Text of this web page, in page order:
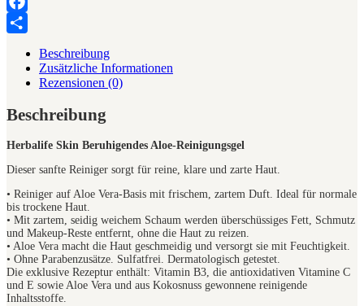
Facebook
Beschreibung
Zusätzliche Informationen
Rezensionen (0)
Beschreibung
Herbalife Skin Beruhigendes Aloe-Reinigungsgel
Dieser sanfte Reiniger sorgt für reine, klare und zarte Haut.
• Reiniger auf Aloe Vera-Basis mit frischem, zartem Duft. Ideal für normale
bis trockene Haut.
• Mit zartem, seidig weichem Schaum werden überschüssiges Fett, Schmutz
und Makeup-Reste entfernt, ohne die Haut zu reizen.
• Aloe Vera macht die Haut geschmeidig und versorgt sie mit Feuchtigkeit.
• Ohne Parabenzusätze. Sulfatfrei. Dermatologisch getestet.
Die exklusive Rezeptur enthält: Vitamin B3, die antioxidativen Vitamine C
und E sowie Aloe Vera und aus Kokosnuss gewonnene reinigende
Inhaltsstoffe.